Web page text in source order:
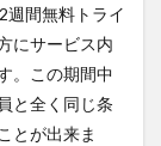
週間無料トライ
にサービス内
。この期間中
と全く同じ条
とが出来ま